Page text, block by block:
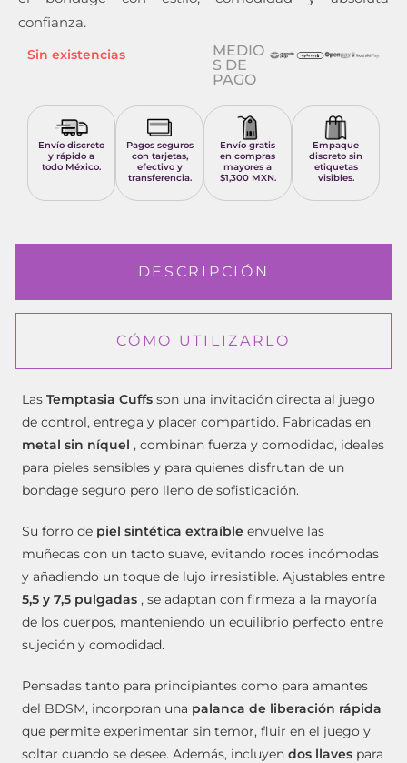
confianza.
Sin existencias
MEDIO
S DE
PAGO
Envío discreto
y rápido a
todo México.
Pagos seguros
con tarjetas,
efectivo y
transferencia.
Envío gratis
en compras
mayores a
$1,300 MXN.
Empaque
discreto sin
etiquetas
visibles.
DESCRIPCIÓN
CÓMO UTILIZARLO
Las Temptasia Cuffs son una invitación directa al juego
de control, entrega y placer compartido. Fabricadas en
metal sin níquel , combinan fuerza y ​​comodidad, ideales
para pieles sensibles y para quienes disfrutan de un
bondage seguro pero lleno de sofisticación.
Su forro de piel sintética extraíble envuelve las
muñecas con un tacto suave, evitando roces incómodas
y añadiendo un toque de lujo irresistible. Ajustables entre
5,5 y 7,5 pulgadas , se adaptan con firmeza a la mayoría
de los cuerpos, manteniendo un equilibrio perfecto entre
sujeción y comodidad.
Pensadas tanto para principiantes como para amantes
del BDSM, incorporan una palanca de liberación rápida
que permite experimentar sin temor, fluir en el juego y
soltar cuando se desee. Además, incluyen dos llaves para